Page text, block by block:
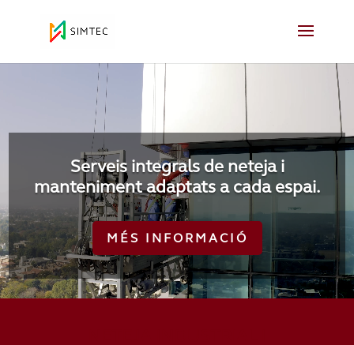
Reproductor
vídeo
Serveis integrals de neteja i
manteniment adaptats a cada espai.
MÉS INFORMACIÓ